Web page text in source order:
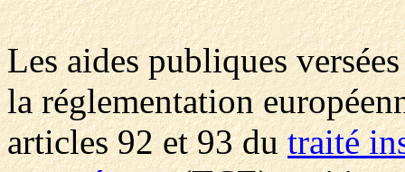
Les aides publiques
la réglementation
articles 92 et 93 dutraité